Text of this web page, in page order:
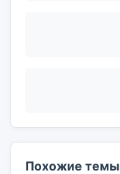
Похожие темы